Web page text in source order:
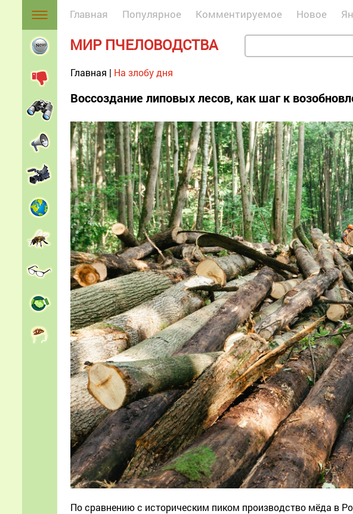
Главная Популярное Комментируемое Новое
МИР ПЧЕЛОВОДСТВА
Главная | На злобу дня
Воссоздание липовых лесов, как шаг к
По сравнению с историческим пиком производство мёда в